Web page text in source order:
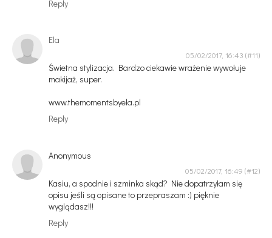
Reply
Ela
05/02/2017, 16:43
Świetna stylizacja. Bardzo ciekawie wrażenie wywołuje
makijaż, super.
www.themomentsbyela.pl
Reply
Anonymous
05/02/2017, 16:49
Kasiu, a spodnie i szminka skąd? Nie dopatrzyłam się
opisu jeśli są opisane to przepraszam :) pięknie
wyglądasz!!!
Reply